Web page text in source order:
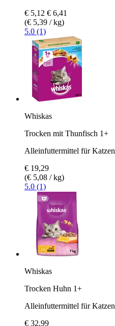
€ 5,12 € 6,41
(€ 5,39 / kg)
5.0 (1)
Whiskas
Trocken mit Thunfisch 1+
Alleinfuttermittel für Katzen
€ 19,29
(€ 5,08 / kg)
5.0 (1)
Whiskas
Trocken Huhn 1+
Alleinfuttermittel für Katzen
€ 32,99